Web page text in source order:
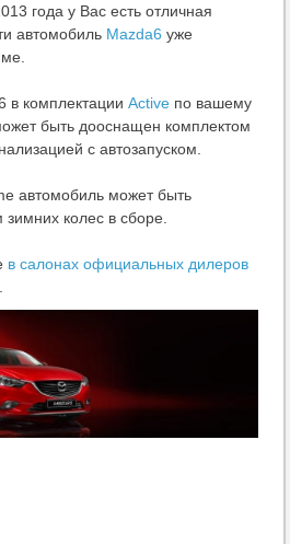
года у Вас есть отличная
автомобиль Mazda6 уже
в комплектации Active по вашему
быть дооснащен комплектом
с автозапуском.
автомобиль может быть
колес в сборе.
в салонах официальных дилеров